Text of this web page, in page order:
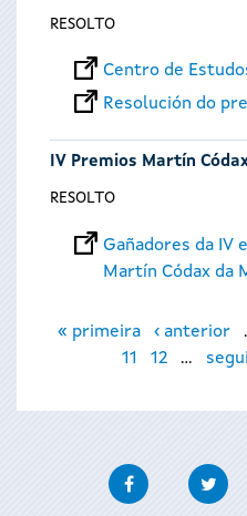
RESOLTO
Centro de
Resolución do
IV Premios Martín
RESOLTO
Gañadores da IV
Martín Códax da
Páxinas
« primeira ‹ anterior
11
12 …
Facebook